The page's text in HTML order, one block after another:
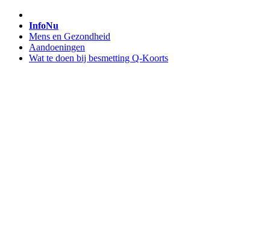
InfoNu
Mens en Gezondheid
Aandoeningen
Wat te doen bij besmetting Q-Koorts